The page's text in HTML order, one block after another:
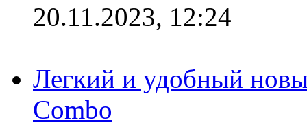
20.11.2023, 12:24
Легкий и удобный
Combo